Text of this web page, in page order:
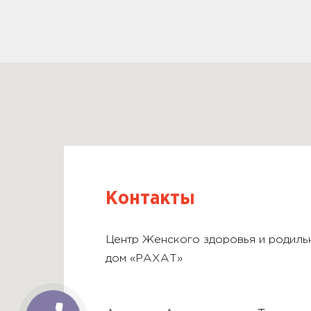
Контакты
Центр Женского здоровья и
дом «РАХАТ»